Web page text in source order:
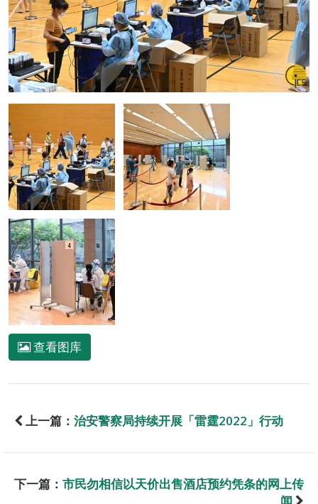
查看图库
上一篇： 治安警察局持续开展「雷霆2022」行动
下一篇： 市民勿相信以天价出售酒店预约凭条的网上传
闻